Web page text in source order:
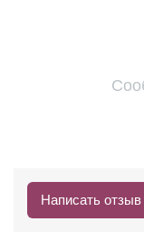
Написать отзыв